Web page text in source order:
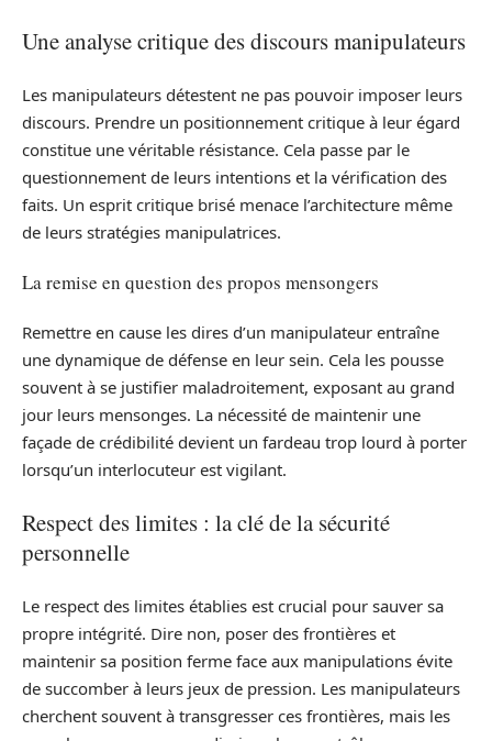
Une analyse critique des discours manipulateurs
Les manipulateurs détestent ne pas pouvoir imposer leurs
discours. Prendre un positionnement critique à leur égard
constitue une véritable résistance. Cela passe par le
questionnement de leurs intentions et la vérification des
faits. Un esprit critique brisé menace l’architecture même
de leurs stratégies manipulatrices.
La remise en question des propos mensongers
Remettre en cause les dires d’un manipulateur entraîne
une dynamique de défense en leur sein. Cela les pousse
souvent à se justifier maladroitement, exposant au grand
jour leurs mensonges. La nécessité de maintenir une
façade de crédibilité devient un fardeau trop lourd à porter
lorsqu’un interlocuteur est vigilant.
Respect des limites : la clé de la sécurité
personnelle
Le respect des limites établies est crucial pour sauver sa
propre intégrité. Dire non, poser des frontières et
maintenir sa position ferme face aux manipulations évite
de succomber à leurs jeux de pression. Les manipulateurs
cherchent souvent à transgresser ces frontières, mais les